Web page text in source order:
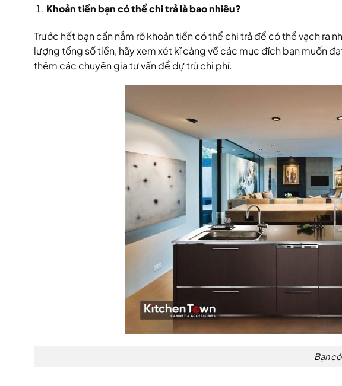
Khoản tiền bạn có thể chi trả là bao nhiêu?
Trước hết bạn cần nắm rõ khoản tiền có thể chi trả để có thể vạch ra
lượng tổng số tiền, hãy xem xét kĩ càng về các mục đích bạn muốn
thêm các chuyên gia tư vấn để dự trù chi phí.
Bạn